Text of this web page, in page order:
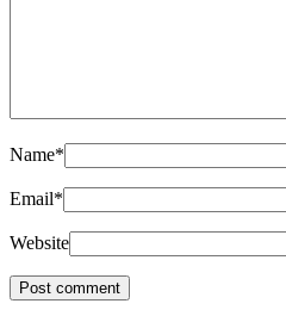
Name*
Email*
Website